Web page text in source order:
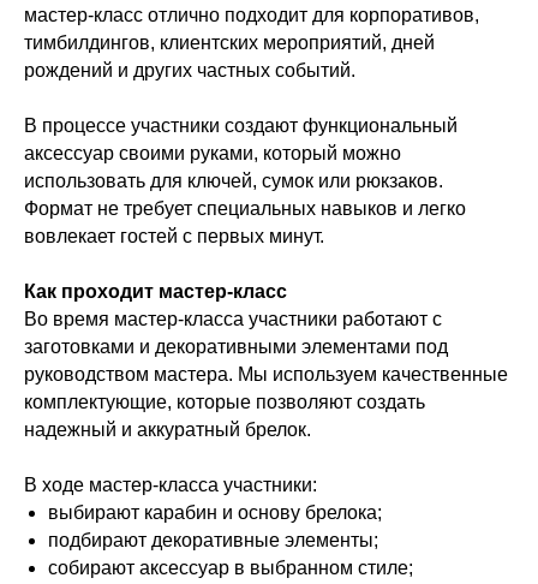
мастер-класс отлично подходит для корпоративов,
тимбилдингов, клиентских мероприятий, дней
рождений и других частных событий.
В процессе участники создают функциональный
аксессуар своими руками, который можно
использовать для ключей, сумок или рюкзаков.
Формат не требует специальных навыков и легко
вовлекает гостей с первых минут.
Как проходит мастер-класс
Во время мастер-класса участники работают с
заготовками и декоративными элементами под
руководством мастера. Мы используем качественные
комплектующие, которые позволяют создать
надежный и аккуратный брелок.
В ходе мастер-класса участники:
выбирают карабин и основу брелока;
подбирают декоративные элементы;
собирают аксессуар в выбранном стиле;